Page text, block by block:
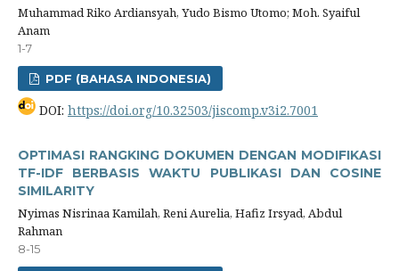
Muhammad Riko Ardiansyah, Yudo Bismo Utomo; Moh. Syaiful
Anam
1-7
PDF (BAHASA INDONESIA)
DOI: https://doi.org/10.32503/jiscomp.v3i2.7001
OPTIMASI RANGKING DOKUMEN DENGAN MODIFIKASI
TF-IDF BERBASIS WAKTU PUBLIKASI DAN COSINE
SIMILARITY
Nyimas Nisrinaa Kamilah, Reni Aurelia, Hafiz Irsyad, Abdul
Rahman
8-15